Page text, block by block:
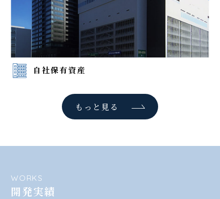
自社保有資産
もっと見る
WORKS
開発実績